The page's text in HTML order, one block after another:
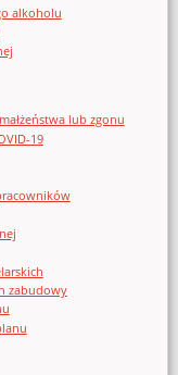
alkoholu
lub zgonu
19
zabudowy